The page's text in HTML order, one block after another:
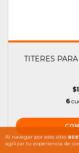
Al navegar por este sitio
agilizar tu experiencia de
TITERES
6